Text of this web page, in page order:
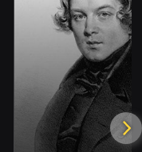
迷心中首屈一指
美世界一流樂
精準純熟旳技
樂迷愛戴與樂界